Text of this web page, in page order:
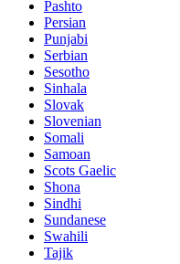
Pashto
Persian
Punjabi
Serbian
Sesotho
Sinhala
Slovak
Slovenian
Somali
Samoan
Scots Gaelic
Shona
Sindhi
Sundanese
Swahili
Tajik